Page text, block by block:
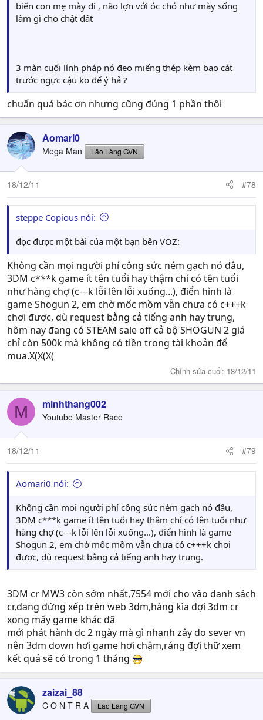
biến con mẹ mày đi , não lợn với óc chó như mày sống
làm gì cho chật đất
3 màn cuối lính pháp nó đeo miếng thép kèm bao cát
trước ngực cậu ko để ý hả ?
chuẩn quá bác ơn nhưng cũng đúng 1 phần thôi
Aomari0
Mega Man Lão Làng GVN
18/12/11 #78
steppe Copious nói:
đọc được một bài của một bạn bên VOZ:
Không cần mọi người phí công sức ném gạch nó đâu,
3DM c***k game ít tên tuổi hay thậm chí có tên tuổi
như hàng chợ (c---k lỗi lên lỗi xuống...), điển hình là
game Shogun 2, em chờ mốc mồm vẫn chưa có c+++k
chơi được, dù request bằng cả tiếng anh hay trung,
hôm nay đang có STEAM sale off cả bộ SHOGUN 2 giá
chỉ còn 500k mà không có tiền trong tài khoản để
mua.X(X(X(
Chỉnh sửa cuối: 18/12/11
M minhthang002
Youtube Master Race
18/12/11 #79
Aomari0 nói:
Không cần mọi người phí công sức ném gạch nó đâu,
3DM c***k game ít tên tuổi hay thậm chí có tên tuổi như
hàng chợ (c---k lỗi lên lỗi xuống...), điển hình là game
Shogun 2, em chờ mốc mồm vẫn chưa có c+++k chơi
được, dù request bằng cả tiếng anh hay trung.
3DM cr MW3 còn sớm nhất,7554 mới cho vào danh sách
cr,đang đứng xếp trên web 3dm,hàng kìa đợi 3dm cr
xong mấy game khác đã
mới phát hành dc 2 ngày mà gì nhanh zây do sever vn
nên 3dm down hơi game hơi chậm,ráng đợi thữ xem
kết quả sẽ có trong 1 tháng
zaizai_88
C O N T R A Lão Làng GVN